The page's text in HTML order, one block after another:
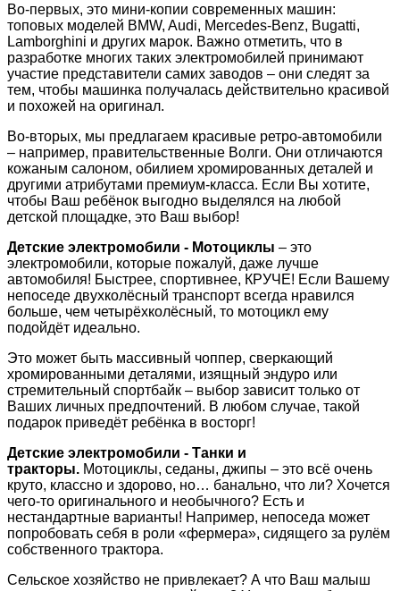
Во-первых, это мини-копии современных машин:
топовых моделей BMW, Audi, Mercedes-Benz, Bugatti,
Lamborghini и других марок. Важно отметить, что в
разработке многих таких электромобилей принимают
участие представители самих заводов – они следят за
тем, чтобы машинка получалась действительно красивой
и похожей на оригинал.
Во-вторых, мы предлагаем красивые ретро-автомобили
– например, правительственные Волги. Они отличаются
кожаным салоном, обилием хромированных деталей и
другими атрибутами премиум-класса. Если Вы хотите,
чтобы Ваш ребёнок выгодно выделялся на любой
детской площадке, это Ваш выбор!
Детские электромобили - Мотоциклы – это
электромобили, которые пожалуй, даже лучше
автомобиля! Быстрее, спортивнее, КРУЧЕ! Если Вашему
непоседе двухколёсный транспорт всегда нравился
больше, чем четырёхколёсный, то мотоцикл ему
подойдёт идеально.
Это может быть массивный чоппер, сверкающий
хромированными деталями, изящный эндуро или
стремительный спортбайк – выбор зависит только от
Ваших личных предпочтений. В любом случае, такой
подарок приведёт ребёнка в восторг!
Детские электромобили - Танки и
тракторы. Мотоциклы, седаны, джипы – это всё очень
круто, классно и здорово, но… банально, что ли? Хочется
чего-то оригинального и необычного? Есть и
нестандартные варианты! Например, непоседа может
попробовать себя в роли «фермера», сидящего за рулём
собственного трактора.
Сельское хозяйство не привлекает? А что Ваш малыш